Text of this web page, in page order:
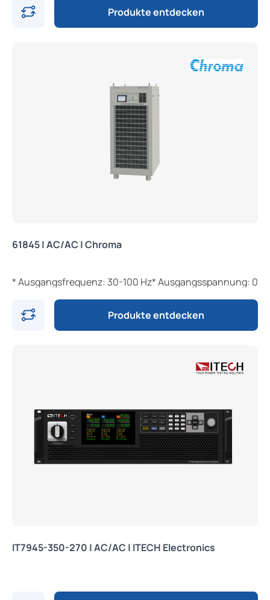
Produkte entdecken
61845 | AC/AC | Chroma
* Ausgangsfrequenz: 30-100 Hz* Ausgangsspannung: 0-
Produkte entdecken
IT7945-350-270 | AC/AC | ITECH Electronics